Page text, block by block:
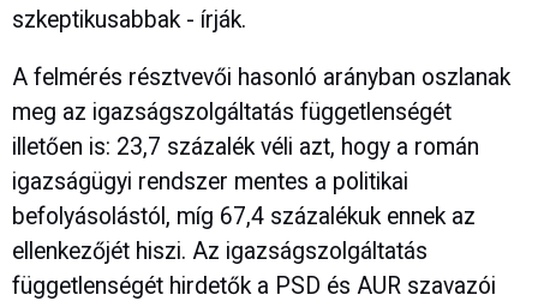
szkeptikusabbak - írják.
A felmérés résztvevői hasonló arányban oszlanak
meg az igazságszolgáltatás függetlenségét
illetően is: 23,7 százalék véli azt, hogy a román
igazságügyi rendszer mentes a politikai
befolyásolástól, míg 67,4 százalékuk ennek az
ellenkezőjét hiszi. Az igazságszolgáltatás
függetlenségét hirdetők a PSD és AUR szavazói